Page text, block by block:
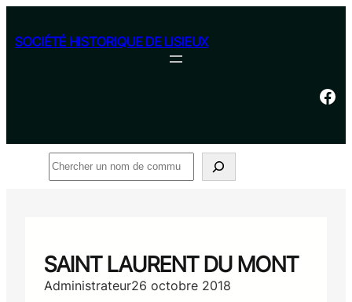
contenu
SOCIÉTÉ HISTORIQUE DE LISIEUX
Facebook
Rechercher
SAINT LAURENT DU MONT
Administrateur26 octobre 2018